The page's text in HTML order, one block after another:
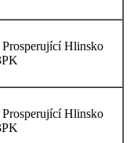
Hlinsko
Hlinsko